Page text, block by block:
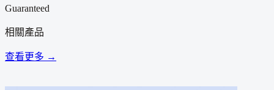
Guaranteed
相關產品
查看更多 →